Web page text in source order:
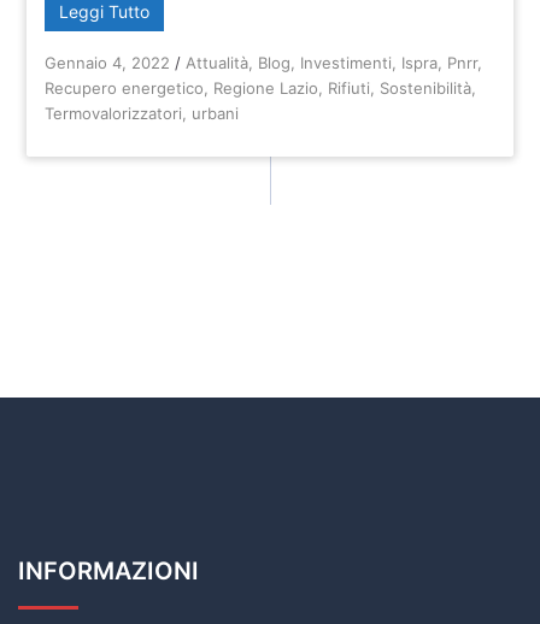
Leggi Tutto
Gennaio 4, 2022 / Attualità Blog Investimenti Ispra Pnrr,
Recupero energetico
Regione Lazio Rifiuti Sostenibilità
Termovalorizzatori
urbani
INFORMAZIONI